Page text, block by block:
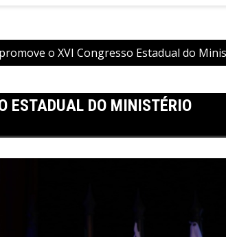
o XVI Congresso Estadual do
ESTADUAL DO MINISTÉRIO